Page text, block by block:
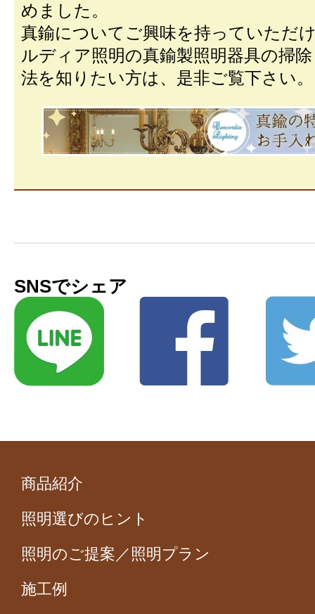
めました。
真鍮についてご興味を持っていただ
ルディア照明の真鍮製照明器具の掃
法を知りたい方は、是非ご覧下さい。
SNSでシェア
商品紹介
照明選びのヒント
照明のご提案／照明プラン
施工例